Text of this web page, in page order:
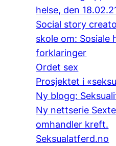
helse, den
Social story
skole om: Sosiale
forklaringer
Ordet sex
Prosjektet i
Ny blogg:
Ny nettserie
omhandler kreft.
Seksualatferd.no